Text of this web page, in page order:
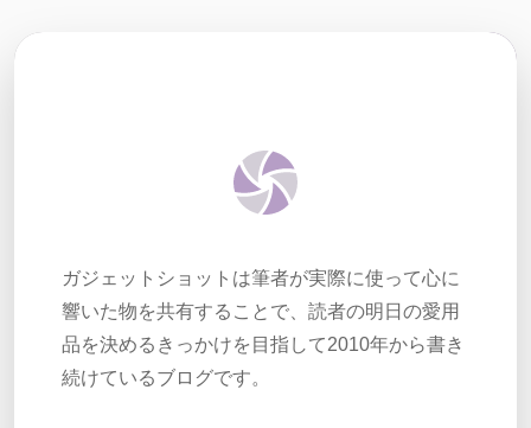
ガジェットショットは筆者が実際に使って心に
響いた物を共有することで、読者の明日の愛用
品を決めるきっかけを目指して2010年から書き
続けているブログです。